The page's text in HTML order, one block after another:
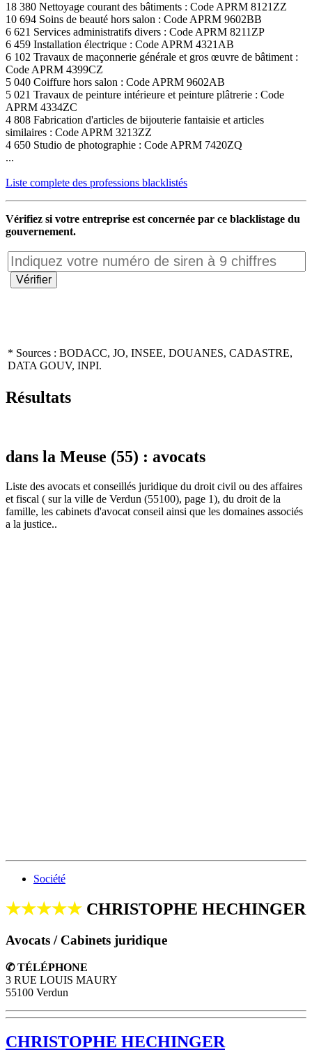
18 380 Nettoyage courant des bâtiments : Code APRM 8121ZZ
10 694 Soins de beauté hors salon : Code APRM 9602BB
6 621 Services administratifs divers : Code APRM 8211ZP
6 459 Installation électrique : Code APRM 4321AB
6 102 Travaux de maçonnerie générale et gros œuvre de bâtiment :
Code APRM 4399CZ
5 040 Coiffure hors salon : Code APRM 9602AB
5 021 Travaux de peinture intérieure et peinture plâtrerie : Code
APRM 4334ZC
4 808 Fabrication d'articles de bijouterie fantaisie et articles
similaires : Code APRM 3213ZZ
4 650 Studio de photographie : Code APRM 7420ZQ
...
Liste complete des professions blacklistés
Vérifiez si votre entreprise est concernée par ce blacklistage du
gouvernement.
* Sources : BODACC, JO, INSEE, DOUANES, CADASTRE,
DATA GOUV, INPI.
Résultats
dans la Meuse (55) : avocats
Liste des avocats et conseillés juridique du droit civil ou des affaires
et fiscal ( sur la ville de Verdun (55100), page 1), du droit de la
famille, les cabinets d'avocat conseil ainsi que les domaines associés
a la justice..
Société
★★★★★ CHRISTOPHE HECHINGER
Avocats / Cabinets juridique
✆ TÉLÉPHONE
3 RUE LOUIS MAURY
55100 Verdun
CHRISTOPHE HECHINGER